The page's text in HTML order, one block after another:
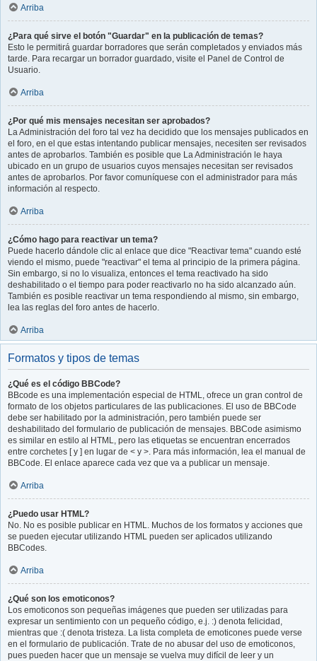
Arriba
¿Para qué sirve el botón "Guardar" en la publicación de temas?
Esto le permitirá guardar borradores que serán completados y enviados más
tarde. Para recargar un borrador guardado, visite el Panel de Control de
Usuario.
Arriba
¿Por qué mis mensajes necesitan ser aprobados?
La Administración del foro tal vez ha decidido que los mensajes publicados en
el foro, en el que estas intentando publicar mensajes, necesiten ser revisados
antes de aprobarlos. También es posible que La Administración le haya
ubicado en un grupo de usuarios cuyos mensajes necesitan ser revisados
antes de aprobarlos. Por favor comuníquese con el administrador para más
información al respecto.
Arriba
¿Cómo hago para reactivar un tema?
Puede hacerlo dándole clic al enlace que dice "Reactivar tema" cuando esté
viendo el mismo, puede "reactivar" el tema al principio de la primera página.
Sin embargo, si no lo visualiza, entonces el tema reactivado ha sido
deshabilitado o el tiempo para poder reactivarlo no ha sido alcanzado aún.
También es posible reactivar un tema respondiendo al mismo, sin embargo,
lea las reglas del foro antes de hacerlo.
Arriba
Formatos y tipos de temas
¿Qué es el código BBCode?
BBcode es una implementación especial de HTML, ofrece un gran control de
formato de los objetos particulares de las publicaciones. El uso de BBCode
debe ser habilitado por la administración, pero también puede ser
deshabilitado del formulario de publicación de mensajes. BBCode asimismo
es similar en estilo al HTML, pero las etiquetas se encuentran encerrados
entre corchetes [ y ] en lugar de < y >. Para más información, lea el manual de
BBCode. El enlace aparece cada vez que va a publicar un mensaje.
Arriba
¿Puedo usar HTML?
No. No es posible publicar en HTML. Muchos de los formatos y acciones que
se pueden ejecutar utilizando HTML pueden ser aplicados utilizando
BBCodes.
Arriba
¿Qué son los emoticonos?
Los emoticonos son pequeñas imágenes que pueden ser utilizadas para
expresar un sentimiento con un pequeño código, e.j. :) denota felicidad,
mientras que :( denota tristeza. La lista completa de emoticones puede verse
en el formulario de publicación. Trate de no abusar del uso de emoticonos,
pues pueden hacer que un mensaje se vuelva muy difícil de leer y un